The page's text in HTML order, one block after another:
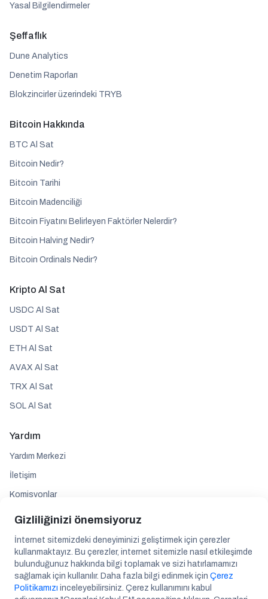
Yasal Bilgilendirmeler
Şeffaflık
Dune Analytics
Denetim Raporları
Blokzincirler üzerindeki TRYB
Bitcoin Hakkında
BTC Al Sat
Bitcoin Nedir?
Bitcoin Tarihi
Bitcoin Madenciliği
Bitcoin Fiyatını Belirleyen Faktörler Nelerdir?
Bitcoin Halving Nedir?
Bitcoin Ordinals Nedir?
Kripto Al Sat
USDC Al Sat
USDT Al Sat
ETH Al Sat
AVAX Al Sat
TRX Al Sat
SOL Al Sat
Yardım
Yardım Merkezi
İletişim
Komisyonlar
Takip edin
Gizliliğinizi önemsiyoruz
İnternet sitemizdeki deneyiminizi geliştirmek için çerezler
kullanmaktayız. Bu çerezler, internet sitemizle nasıl etkileşimde
bulunduğunuz hakkında bilgi toplamak ve sizi hatırlamamızı
sağlamak için kullanılır. Daha fazla bilgi edinmek için Çerez
Politikamızı inceleyebilirsiniz. Çerez kullanımını kabul